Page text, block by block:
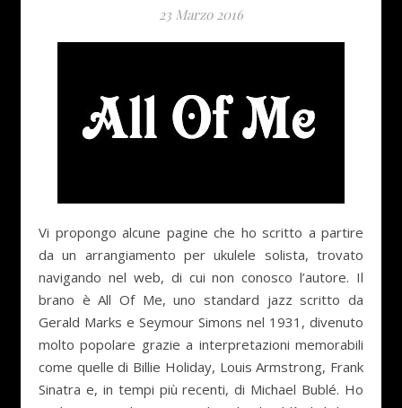
23 Marzo 2016
Vi propongo alcune pagine che ho scritto a partire
da un arrangiamento per ukulele solista, trovato
navigando nel web, di cui non conosco l’autore. Il
brano è All Of Me, uno standard jazz scritto da
Gerald Marks e Seymour Simons nel 1931, divenuto
molto popolare grazie a interpretazioni memorabili
come quelle di Billie Holiday, Louis Armstrong, Frank
Sinatra e, in tempi più recenti, di Michael Bublé. Ho